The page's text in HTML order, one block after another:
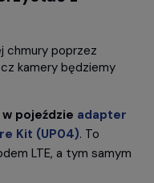
chmury poprzez
kamery będziemy
pojeździe adapter
Kit (UP04). To
LTE, a tym samym